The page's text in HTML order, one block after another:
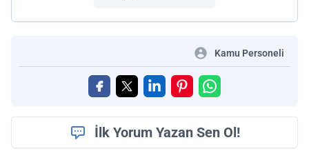
Kamu Personeli
İlk Yorum Yazan Sen Ol!